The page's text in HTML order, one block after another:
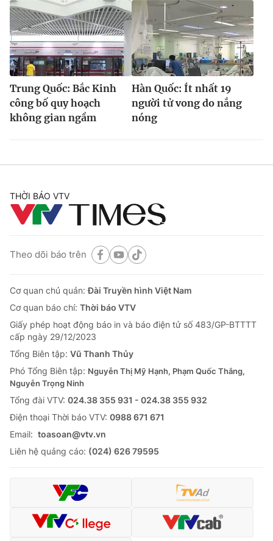
Trung Quốc: Bắc Kinh
công bố quy hoạch
không gian ngầm
Hàn Quốc: Ít nhất 19
người tử vong do nắng
nóng
THỜI BÁO VTV
Theo dõi báo trên
Cơ quan chủ quản:Đài Truyền hình Việt Nam
Cơ quan báo chí: Thời báo VTV
Giấy phép hoạt động báo in và báo điện tử số 483/GP-BTTTT
cấp ngày 29/12/2023
Tổng Biên tập: Vũ Thanh Thủy
Phó Tổng Biên tập: Nguyễn Thị Mỹ Hạnh, Phạm Quốc Thắng,
Nguyễn Trọng Ninh
Tổng đài VTV: 024.38 355 931 - 024.38 355 932
Ðiện thoại Thời báo VTV: 0988 671 671
Email: toasoan@vtv.vn
Liên hệ quảng cáo: (024) 626 79595